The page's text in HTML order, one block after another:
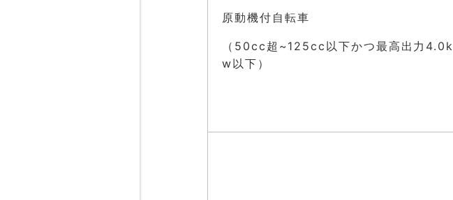
原動機付自転車
（50cc超~125cc以下かつ最高出力4.0k
w以下）